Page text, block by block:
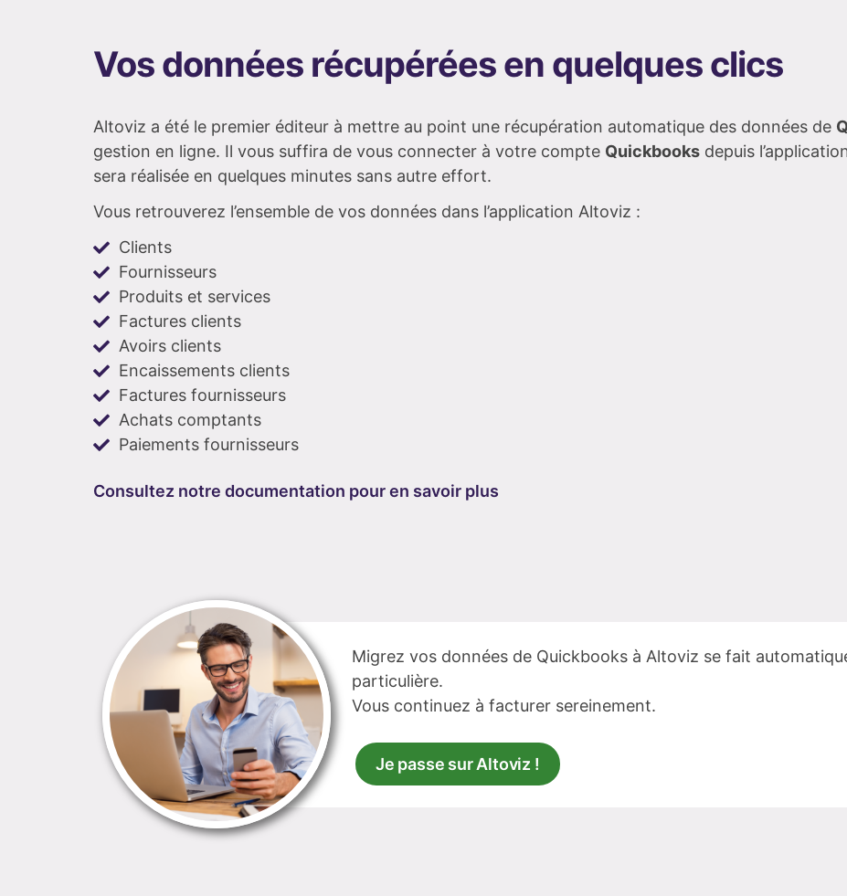
Vos données récupérées en quelques clics
Altoviz a été le premier éditeur à mettre au point une récupération automatique des données de
gestion en ligne. Il vous suffira de vous connecter à votre compte Quickbooks depuis
sera réalisée en quelques minutes sans autre effort.
Vous retrouverez l’ensemble de vos données dans l’application Altoviz :
Clients
Fournisseurs
Produits et services
Factures clients
Avoirs clients
Encaissements clients
Factures fournisseurs
Achats comptants
Paiements fournisseurs
Consultez notre documentation pour en savoir plus
Migrez vos données de Quickbooks à Altoviz se fait
particulière.
Vous continuez à facturer sereinement.
Je passe sur Altoviz !